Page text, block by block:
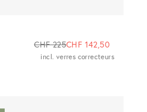
CHF 225CHF 142,50
incl. verres correcteurs